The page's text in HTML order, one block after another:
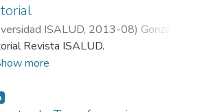
y fisiatría; Ciencia y Técnica:
publicación de Ediciones ISALUD,
en Salta, Ganadores de Becas
Oñativia 2012-2013, Novedades
Postulación de candidatos para
ISALUD 2013; Alumnos ISALUD:
ISALUD, 2013-08) González
Ginés
Revista ISALUD.
more